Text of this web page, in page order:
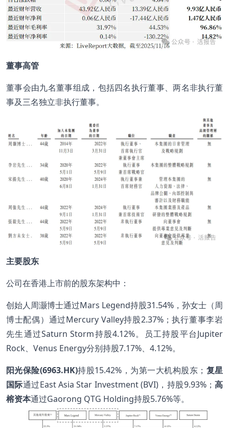
董事高管
董事会由九名董事组成，包括四名执行董事、两名非执行董
事及三名独立非执行董事。
主要股东
公司在香港上市前的股东架构中：
创始人周灏博士通过Mars Legend持股31.54%，孙女士（周
博士配偶）通过Mercury Valley持股2.37%；执行董事李岩
先生通过Saturn Storm持股4.12%。员工持股平台Jupiter
Rock、Venus Energy分别持股7.17%、4.12%。
阳光保险(6963.HK)持股15.42%，为第一大机构股东； 复星
国际通过East Asia Star Investment (BVI)，持股9.93%； 高
榕资本通过Gaorong QTG Holding持股5.76%等。